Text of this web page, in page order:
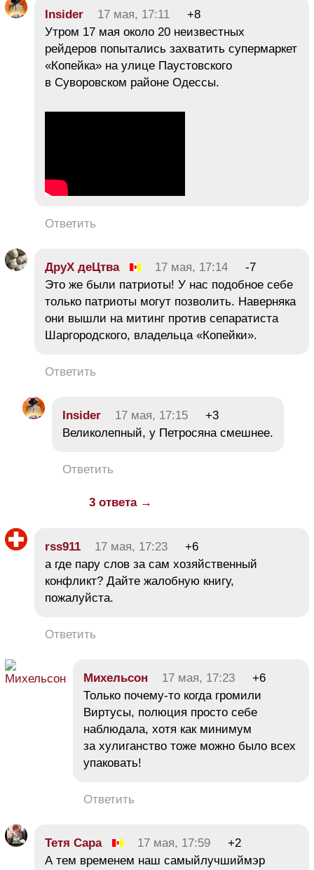
Insider 17 мая, 17:11
+8
Утром 17 мая около 20 неизвестных
рейдеров попытались захватить супермаркет
«Копейка» на улице Паустовского
в Суворовском районе Одессы.
Ответить
ДруХ деЦтва 17 мая, 17:14
-7
Это же были патриоты! У нас подобное себе
только патриоты могут позволить. Наверняка
они вышли на митинг против сепаратиста
Шаргородского, владельца «Копейки».
Ответить
Insider 17 мая, 17:15
+3
Великолепный, у Петросяна смешнее.
Ответить
3 ответа →
rss911 17 мая, 17:23
+6
а где пару слов за сам хозяйственный
конфликт? Дайте жалобную книгу,
пожалуйста.
Ответить
Михельсон 17 мая, 17:23
+6
Только почему-то когда громили
Виртусы, полюция просто себе
наблюдала, хотя как минимум
за хулиганство тоже можно было всех
упаковать!
Ответить
Тетя Сара 17 мая, 17:59
+2
А тем временем наш самыйлучшиймэр